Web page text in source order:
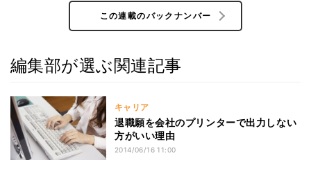
この連載のバックナンバー
編集部が選ぶ関連記事
キャリア
退職願を会社のプリンターで出力しない
方がいい理由
2014/06/16 11:00